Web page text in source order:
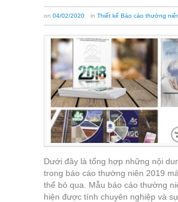
on 04/02/2020 in Thiết kế Báo cáo thường
Dưới đây là tổng hợp những nội
trong báo cáo thường niên 2019
thể bỏ qua. Mẫu báo cáo thường
hiện được tính chuyên nghiệp và